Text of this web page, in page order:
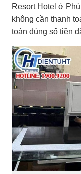
Resort Hotel ở
không cần thanh
toán đúng số tiền